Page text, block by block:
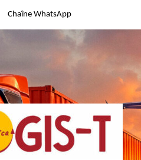
Chaîne WhatsApp